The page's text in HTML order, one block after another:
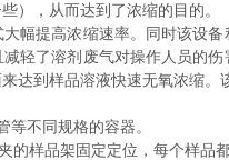
），从而达到了浓缩的目的。
提高浓缩速率。同时该设备
轻了溶剂废气对操作人员的
达到样品溶液快速无氧浓缩
不同规格的容器。
样品架固定定位，每个样品